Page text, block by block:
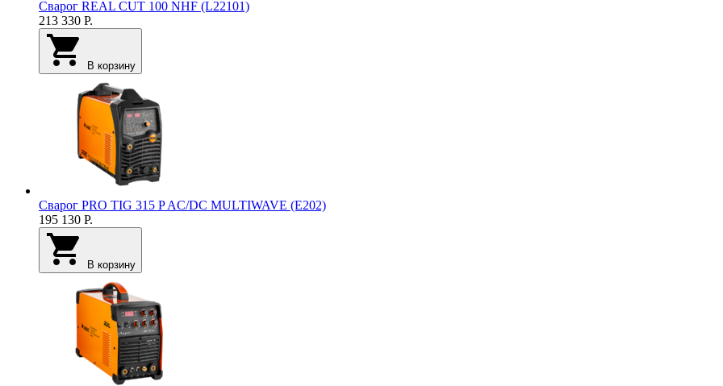
Сварог REAL CUT 100 NHF (L22101)
213 330 Р.
В корзину
Сварог PRO TIG 315 P AC/DC MULTIWAVE (E202)
195 130 Р.
В корзину